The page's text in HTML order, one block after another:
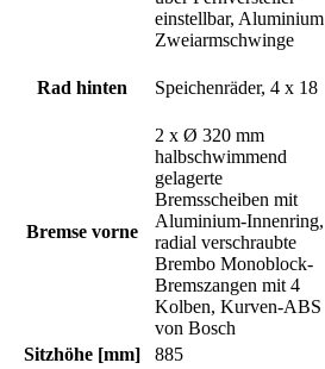
einstellbar, Aluminium
Zweiarmschwinge
Rad hinten Speichenräder, 4 x 18
Bremse vorne
2 x Ø 320 mm
halbschwimmend
gelagerte
Bremsscheiben mit
Aluminium-Innenring,
radial verschraubte
Brembo Monoblock-
Bremszangen mit 4
Kolben, Kurven-ABS
von Bosch
Sitzhöhe [mm] 885